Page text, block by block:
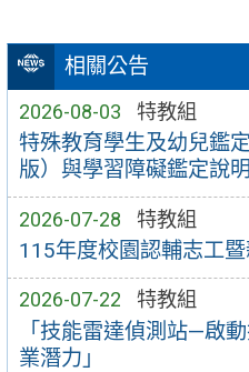
相關公告
2026-08-03 特教組
特殊教育學生及幼兒鑑
版）與學習障礙鑑定說
2026-07-28 特教組
115年度校園認輔志工
2026-07-22 特教組
「技能雷達偵測站—啟
業潛力」